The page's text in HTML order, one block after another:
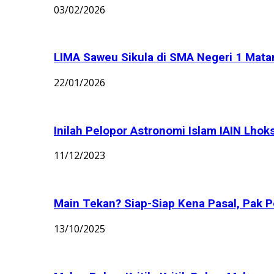
03/02/2026
LIMA Saweu Sikula di SMA Negeri 1
22/01/2026
Inilah Pelopor Astronomi Islam IAIN
11/12/2023
Main Tekan? Siap-Siap Kena Pasal, Pak
13/10/2025